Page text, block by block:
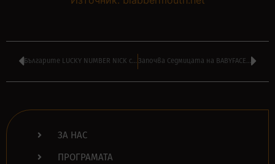
Българите LUCKY NUMBER NICK с ново видео снимано в Тексас – ВИЖТЕ Започва Седмицата на BABYFACE CLAN по радио ТАНГРА МЕГА РОК
ЗА НАС
ПРОГРАМАТА